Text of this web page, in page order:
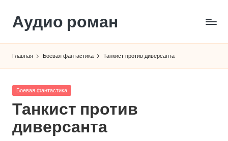
Перейти
содержимому
Аудио роман
Главная Боевая фантастика Танкист против диверсанта
Опубликовано
Боевая фантастика
Танкист против
диверсанта